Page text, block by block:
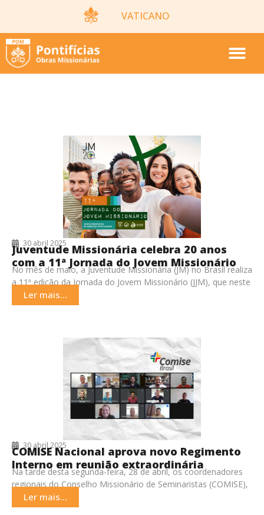
VATICANO
30 abril 2025
Juventude Missionária celebra 20 anos
com a 11ª Jornada do Jovem Missionário
em maio
No mês de maio, a Juventude Missionária (JM) no Brasil realiza
a 11ª edição da Jornada do Jovem Missionário (JJM), que neste
ano tem
Ler mais...
30 abril 2025
COMISE Nacional aprova novo Regimento
Interno em reunião extraordinária
Na tarde desta segunda-feira, 28 de abril, os coordenadores
regionais do Conselho Missionário de Seminaristas (COMISE),
e seus respectivos coordenadores regionais, reuniram-se de
forma
Ler mais...